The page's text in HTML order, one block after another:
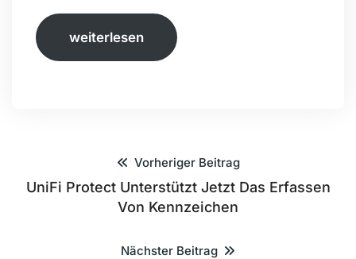
weiterlesen
Vorheriger Beitrag
UniFi Protect Unterstützt Jetzt Das Erfassen
Von Kennzeichen
Nächster Beitrag